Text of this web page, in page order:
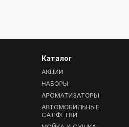
Каталог
АКЦИИ
НАБОРЫ
АРОМАТИЗАТОРЫ
АВТОМОБИЛЬНЫЕ
САЛФЕТКИ